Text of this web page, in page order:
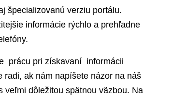
špecializovanú verziu portálu.
informácie rýchlo a prehľadne
prácu pri získavaní informácii
radi, ak nám napíšete názor na náš
veľmi dôležitou spätnou väzbou. Na